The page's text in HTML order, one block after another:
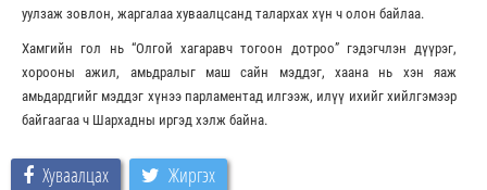
уулзаж зовлон, жаргалаа хуваалцсанд талархах хүн ч олон байлаа.
Хамгийн гол нь “Олгой хагаравч тогоон дотроо” гэдэгчлэн дүүрэг,
хорооны ажил, амьдралыг маш сайн мэддэг, хаана нь хэн яаж
амьдардгийг мэддэг хүнээ парламентад илгээж, илүү ихийг хийлгэмээр
байгаагаа ч Шархадны иргэд хэлж байна.
Хуваалцах Жиргэх